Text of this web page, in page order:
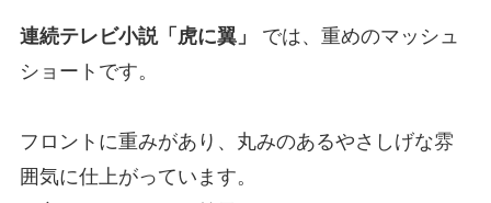
連続テレビ小説「虎に翼」
では、重めのマッシュ
ショートです。
フロントに重みがあり、丸みのあるやさしげな雰
囲気に仕上がっています。